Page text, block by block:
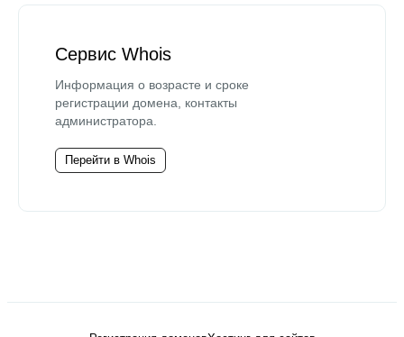
Сервис Whois
Информация о возрасте и сроке
регистрации домена, контакты
администратора.
Перейти в Whois